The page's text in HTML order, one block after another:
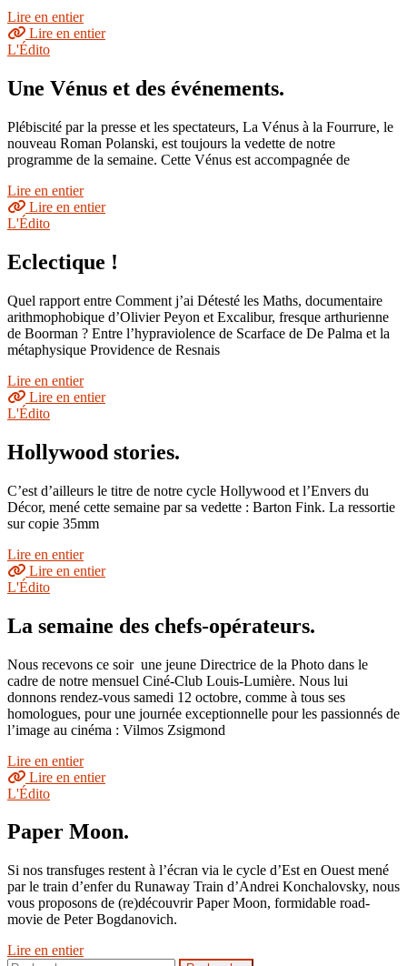
Lire en entier
Lire en entier
L'Édito
Une Vénus et des événements.
Plébiscité par la presse et les spectateurs, La Vénus à la Fourrure, le
nouveau Roman Polanski, est toujours la vedette de notre
programme de la semaine. Cette Vénus est accompagnée de
Lire en entier
Lire en entier
L'Édito
Eclectique !
Quel rapport entre Comment j’ai Détesté les Maths, documentaire
arithmophobique d’Olivier Peyon et Excalibur, fresque arthurienne
de Boorman ? Entre l’hypraviolence de Scarface de De Palma et la
métaphysique Providence de Resnais
Lire en entier
Lire en entier
L'Édito
Hollywood stories.
C’est d’ailleurs le titre de notre cycle Hollywood et l’Envers du
Décor, mené cette semaine par sa vedette : Barton Fink. La ressortie
sur copie 35mm
Lire en entier
Lire en entier
L'Édito
La semaine des chefs-opérateurs.
Nous recevons ce soir une jeune Directrice de la Photo dans le
cadre de notre mensuel Ciné-Club Louis-Lumière. Nous lui
donnons rendez-vous samedi 12 octobre, comme à tous ses
homologues, pour une journée exceptionnelle pour les passionnés de
l’image au cinéma : Vilmos Zsigmond
Lire en entier
Lire en entier
L'Édito
Paper Moon.
Si nos transfuges restent à l’écran via le cycle d’Est en Ouest mené
par le train d’enfer du Runaway Train d’Andrei Konchalovsky, nous
vous proposons de (re)découvrir Paper Moon, formidable road-
movie de Peter Bogdanovich.
Lire en entier